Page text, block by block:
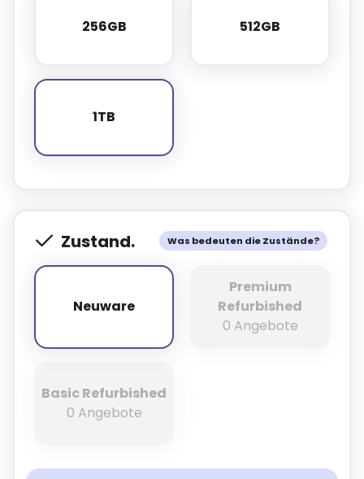
256GB
256GB 512GB
512GB
1TB
1TB
Was bedeuten die Zustände?
Zustand.
Neuware
Neuware
Premium
Refurbished
0 Angebote
Basic Refurbished
0 Angebote